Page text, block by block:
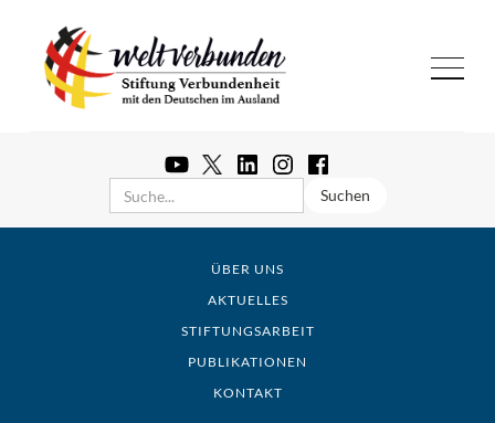
ÜBER UNS
AKTUELLES
STIFTUNGSARBEIT
PUBLIKATIONEN
KONTAKT